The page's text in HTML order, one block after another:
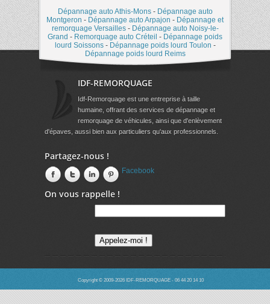
Dépannage auto Athis-Mons- Dépannage auto
Montgeron - Dépannage auto Arpajon - Dépannage et
remorquage Versailles- Dépannage auto Noisy-le-
Grand - Remorquage auto Créteil - Dépannage poids
lourd Soissons- Dépannage poids lourd Toulon -
Dépannage poids lourd Reims
IDF-REMORQUAGE
Idf-Remorquage est une entreprise à taille
humaine, offrant des services de dépannage et
remorquage de véhicules, ainsi que d'enlèvement
d'épaves, aussi bien aux particuliers qu'aux professionnels.
Partagez-nous !
Facebook
On vous rappelle !
Copyright © 2009-2026 IDF-REMORQUAGE - 06 44 20 14 10